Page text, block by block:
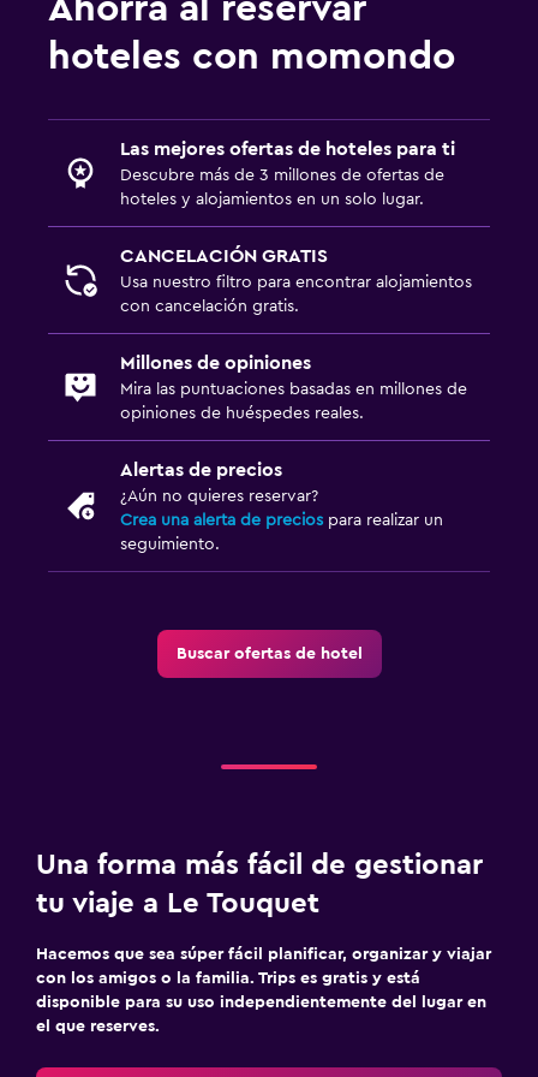
Aire libre
Terraza/patio
Habitación
Enchufe cerca de la cama
Sofá cama
Armario o clóset
Salud y seguridad
Botiquín de primeros auxilios
Seguridad las 24 horas
Check-out exprés
Check-in/check-out privado
Gimnasio
Squash
Lavandería
Tendedero
Ahorra al reservar
hoteles con momondo
Las mejores ofertas de hoteles para ti
Descubre más de 3 millones de ofertas de
hoteles y alojamientos en un solo lugar.
CANCELACIÓN GRATIS
Usa nuestro filtro para encontrar alojamientos
con cancelación gratis.
Millones de opiniones
Mira las puntuaciones basadas en millones de
opiniones de huéspedes reales.
Alertas de precios
¿Aún no quieres reservar?
Crea una alerta de precios para realizar un
seguimiento.
Buscar ofertas de hotel
Una forma más fácil de gestionar
tu viaje a Le Touquet
Hacemos que sea súper fácil planificar, organizar y viajar
con los amigos o la familia. Trips es gratis y está
disponible para su uso independientemente del lugar en
el que reserves.